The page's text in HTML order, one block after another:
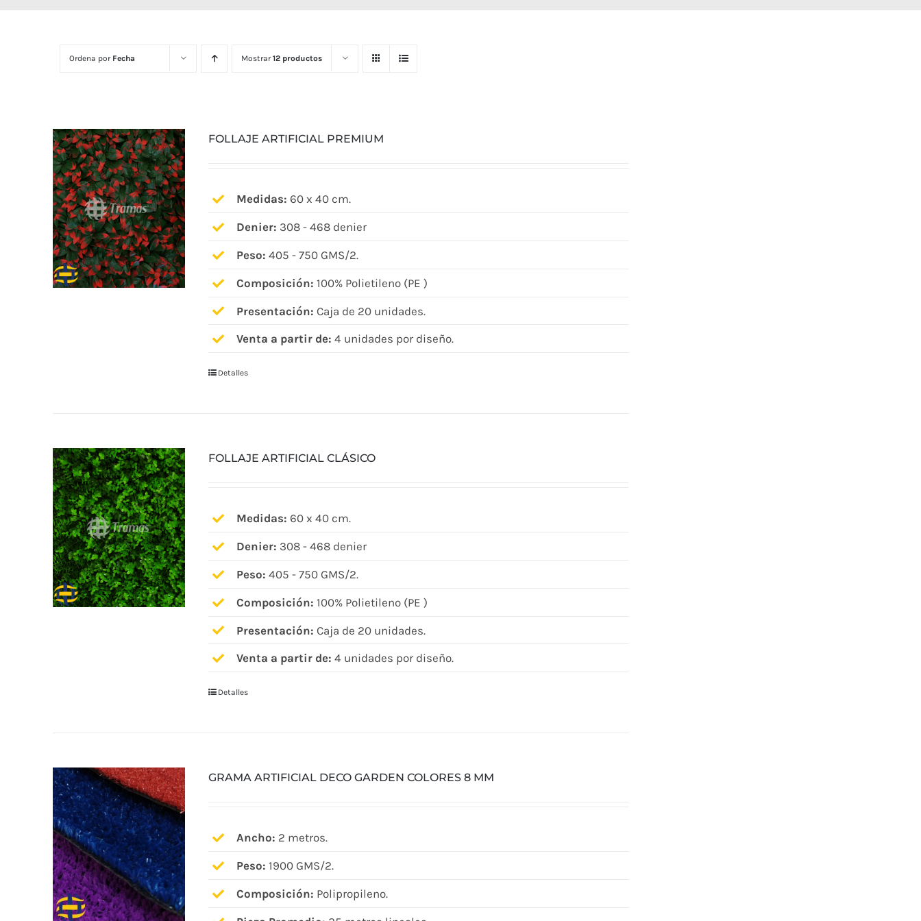
Ordena por Fecha Mostrar12 productos
FOLLAJE ARTIFICIAL PREMIUM
Medidas: 60 x 40 cm.
Denier: 308 - 468 denier
Peso: 405 - 750 GMS/2.
Composición: 100% Polietileno (PE )
Presentación: Caja de 20 unidades.
Venta a partir de: 4 unidades por diseño.
Detalles
FOLLAJE ARTIFICIAL CLÁSICO
Medidas: 60 x 40 cm.
Denier: 308 - 468 denier
Peso: 405 - 750 GMS/2.
Composición: 100% Polietileno (PE )
Presentación: Caja de 20 unidades.
Venta a partir de: 4 unidades por diseño.
Detalles
GRAMA ARTIFICIAL DECO GARDEN COLORES 8 MM
Ancho: 2 metros.
Peso: 1900 GMS/2.
Composición: Polipropileno.